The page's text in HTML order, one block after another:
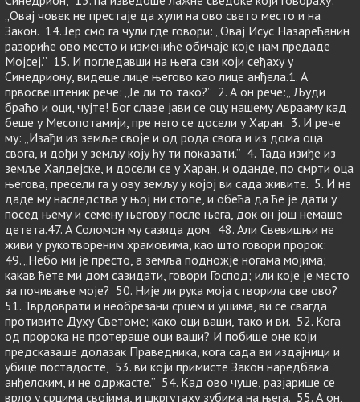
„Овај човек не престаје да хули на ово свето место и на
Закон. 14. Јер смо га чули где говори: „Овај Исус Назарећанин
разориће ово место и измениће обичаје које нам предаде
Мојсеј.” 15. И погледавши на њега сви који сеђаху у
Синедриону, видеше лице његово као лице анђела.1. А
првосвештеник рече: „Је ли то тако?” 2. А он рече:„ Људи
браћо и оци, чујте! Бог славе јави се оцу нашему Аврааму кад
беше у Месопотамији, пре него се досели у Харан. 3. И рече
му: „Изaђи из земље своје и од рода свога и из дома оца
свога, и дођи у земљу коју ћу ти показати.” 4. Тада изиђе из
земље Халдејске, и досели се у Харан, и оданде, по смрти оца
његова, пресели га у ову земљу у којој ви сада живите. 5. И не
даде му наследства у њој ни стопе, и обећа да ће је дати у
посед њему и семену његову после њега, док он још немаше
детета.47. А Соломон му сазида дом. 48. Али Свевишњи не
живи у рукотвореним храмовима, као што говори пророк:
49. „Небо ми је престо, а земља подножје ногама мојима;
какав ћете ми дом сазидати, говори Господ; или које је место
за почивање моје? 50. Није ли рука моја створила све ово?
51. Тврдоврати и необрезани срцем и ушима, ви се свагда
противите Духу Светоме; како оци ваши, тако и ви. 52. Кога
од пророка не протераше оци ваши? И побише оне који
предсказаше долазак Праведника, кога сада ви издајници и
убице постадосте, 53. ви који примисте Закон наредбама
анђелским, и не одржасте.” 54. Кад ово чуше, разјарише се
врло у срцима својима, и шкргутаху зубима на њега. 55. А он,